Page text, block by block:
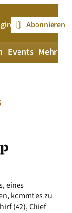
Abonnieren
Events Mehr
eines
kommt es zu
(42), Chief